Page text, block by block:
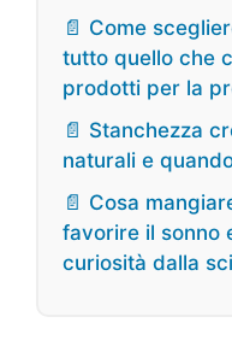
📄 Come
tutto quello che
prodotti per la
📄 Stanchezza
naturali e
📄 Cosa
favorire il sonno
curiosità dalla